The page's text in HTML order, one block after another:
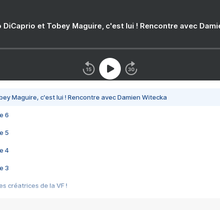
DiCaprio et Tobey Maguire, c'est lui ! Rencontre avec
Maguire, c'est lui ! Rencontre avec Damien Witecka
6
5
4
3
créatrices de la VF !